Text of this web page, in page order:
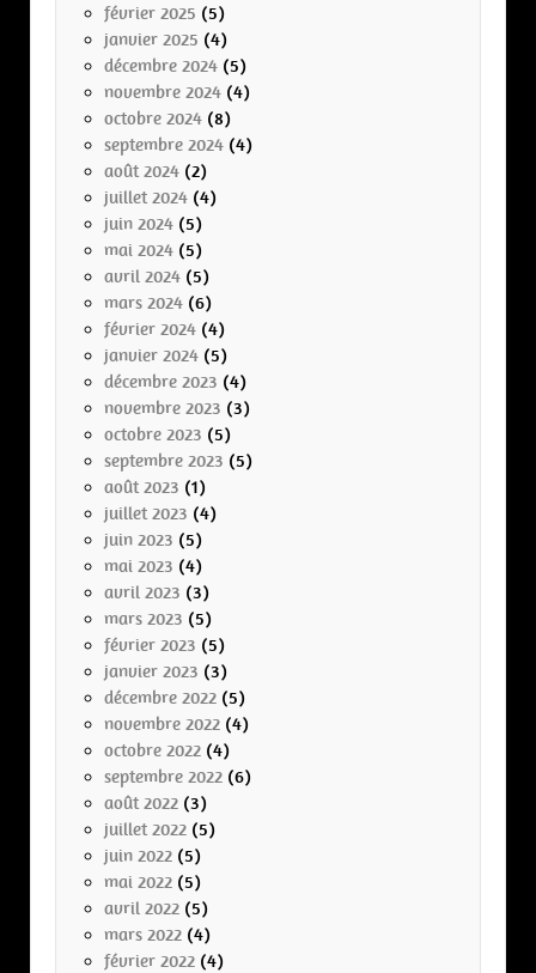
février 2025 (5)
janvier 2025 (4)
décembre 2024 (5)
novembre 2024 (4)
octobre 2024 (8)
septembre 2024 (4)
août 2024 (2)
juillet 2024 (4)
juin 2024 (5)
mai 2024 (5)
avril 2024 (5)
mars 2024 (6)
février 2024 (4)
janvier 2024 (5)
décembre 2023 (4)
novembre 2023 (3)
octobre 2023 (5)
septembre 2023 (5)
août 2023 (1)
juillet 2023 (4)
juin 2023 (5)
mai 2023 (4)
avril 2023 (3)
mars 2023 (5)
février 2023 (5)
janvier 2023 (3)
décembre 2022 (5)
novembre 2022 (4)
octobre 2022 (4)
septembre 2022 (6)
août 2022 (3)
juillet 2022 (5)
juin 2022 (5)
mai 2022 (5)
avril 2022 (5)
mars 2022 (4)
février 2022 (4)